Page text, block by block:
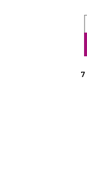
7